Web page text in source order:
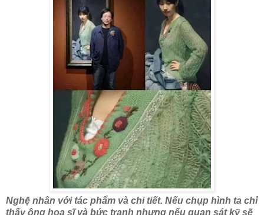
Nghệ nhân với tác phẩm và chi tiết. Nếu chụp hình ta chỉ
thấy ông hoạ sĩ và bức tranh nhưng nếu quan sát kỹ sẽ